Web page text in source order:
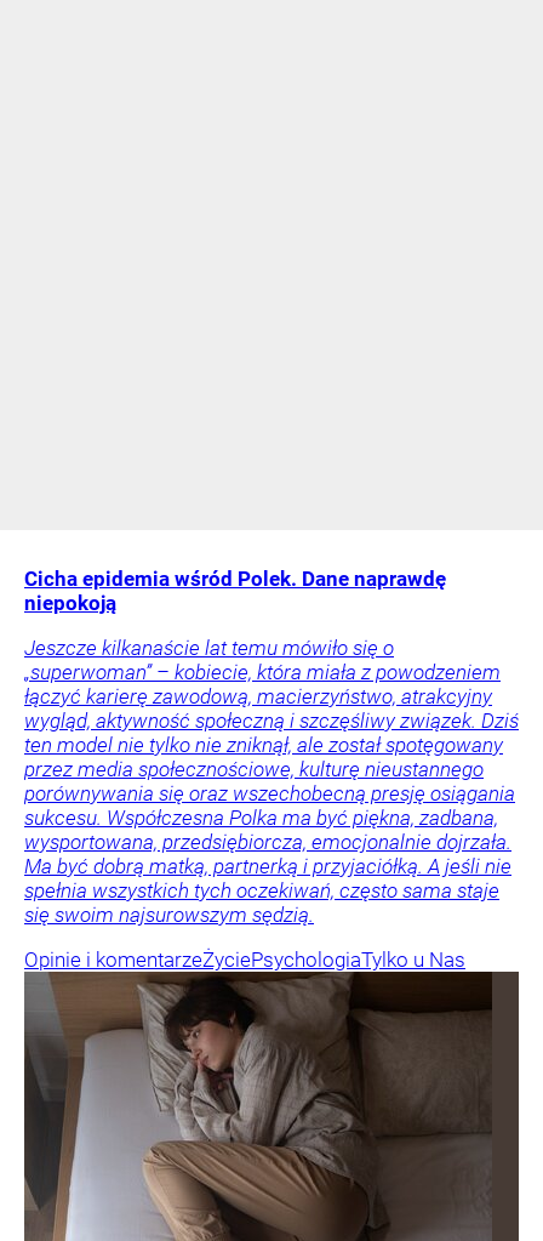
Cicha epidemia wśród Polek. Dane naprawdę
niepokoją
Jeszcze kilkanaście lat temu mówiło się o
„superwoman” – kobiecie, która miała z powodzeniem
łączyć karierę zawodową, macierzyństwo, atrakcyjny
wygląd, aktywność społeczną i szczęśliwy związek. Dziś
ten model nie tylko nie zniknął, ale został spotęgowany
przez media społecznościowe, kulturę nieustannego
porównywania się oraz wszechobecną presję osiągania
sukcesu. Współczesna Polka ma być piękna, zadbana,
wysportowana, przedsiębiorcza, emocjonalnie dojrzała.
Ma być dobrą matką, partnerką i przyjaciółką. A jeśli nie
spełnia wszystkich tych oczekiwań, często sama staje
się swoim najsurowszym sędzią.
Opinie i komentarzeŻyciePsychologiaTylko u Nas